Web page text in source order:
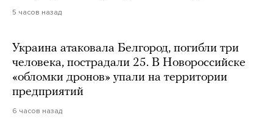
5 часов назад
Украина атаковала Белгород, погибли три
человека, пострадали 25. В Новороссийске
«обломки дронов» упали на территории
предприятий
6 часов назад